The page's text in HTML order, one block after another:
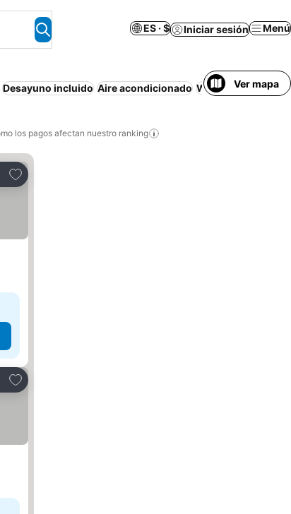
ES · $ Iniciar sesión Menú
Desayuno incluido Aire acondicionado Wifi Cocina
Ver mapa
los pagos afectan nuestro ranking
Agregar a favoritos
Agregar a favoritos